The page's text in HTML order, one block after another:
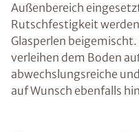
Außenbereich
Rutschfestigkeit
Glasperlen
verleihen dem Boden
abwechslungsreiche
auf Wunsch ebenfalls